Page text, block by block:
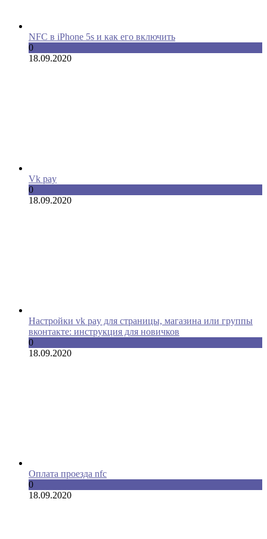
NFC в iPhone 5s и как его включить
0
18.09.2020
Vk pay
0
18.09.2020
Настройки vk pay для страницы, магазина или группы
вконтакте: инструкция для новичков
0
18.09.2020
Оплата проезда nfc
0
18.09.2020